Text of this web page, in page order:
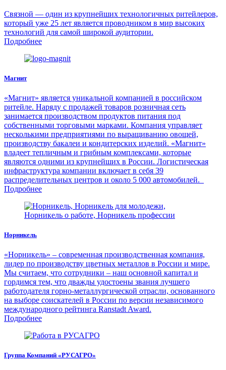
Связной — один из крупнейших технологичных ритейлеров,
который уже 25 лет является проводником в мир высоких
технологий для самой широкой аудитории.
Подробнее
Магнит
«Магнит» является уникальной компанией в российском
ритейле. Наряду с продажей товаров розничная сеть
занимается производством продуктов питания под
собственными торговыми марками. Компания управляет
несколькими предприятиями по выращиванию овощей,
производству бакалеи и кондитерских изделий. «Магнит»
владеет тепличным и грибным комплексами, которые
являются одними из крупнейших в России. Логистическая
инфраструктура компании включает в себя 39
распределительных центров и около 5 000 автомобилей.
Подробнее
Норникель
«Норникель» – современная производственная компания,
лидер по производству цветных металлов в России и мире.
Мы считаем, что сотрудники – наш основной капитал и
гордимся тем, что дважды удостоены звания лучшего
работодателя горно-металлургической отрасли, основанного
на выборе соискателей в России по версии независимого
международного рейтинга Ranstadt Award.
Подробнее
Группа Компаний «РУСАГРО»